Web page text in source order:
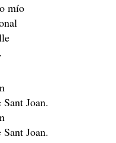
mío
Joan.
Joan.